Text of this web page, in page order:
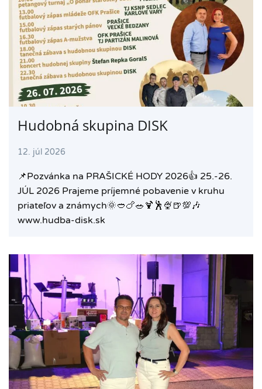
Hudobná skupina DISK
12. júl 2026
📌Pozvánka na PRAŠICKÉ HODY 2026👍 25.-26.
JÚL 2026 Prajeme príjemné pobavenie v kruhu
priateľov a známych🌞🥙🍗🥗🍹🕺🍨🍺💯🎶
www.hudba-disk.sk